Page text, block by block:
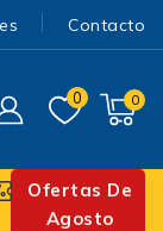
Contacto
0 0
Ofertas De
Agosto